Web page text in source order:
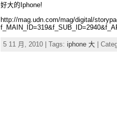
好大的Iphone!
http://mag.udn.com/mag/digital/
5 11 月, 2010 | Tags: iphone 大 |